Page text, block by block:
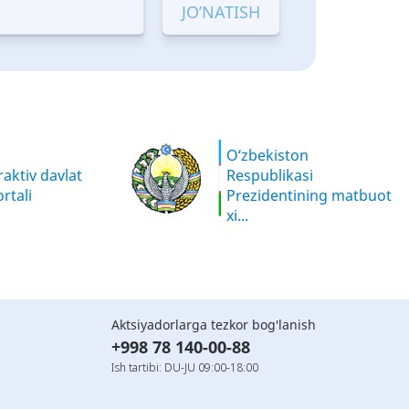
davlat
O‘zbekiston
Respublikasi
Prezidentining matbuot
xi...
Aktsiyadorlarga tezkor bog'lanish
+998 78 140-00-88
Ish tartibi: DU-JU 09:00-18:00